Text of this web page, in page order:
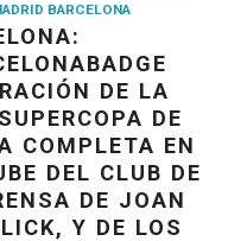
BARCELONA
DE LA
DE
COMPLETA EN
DEL CLUB DE
DE JOAN
Y DE LOS